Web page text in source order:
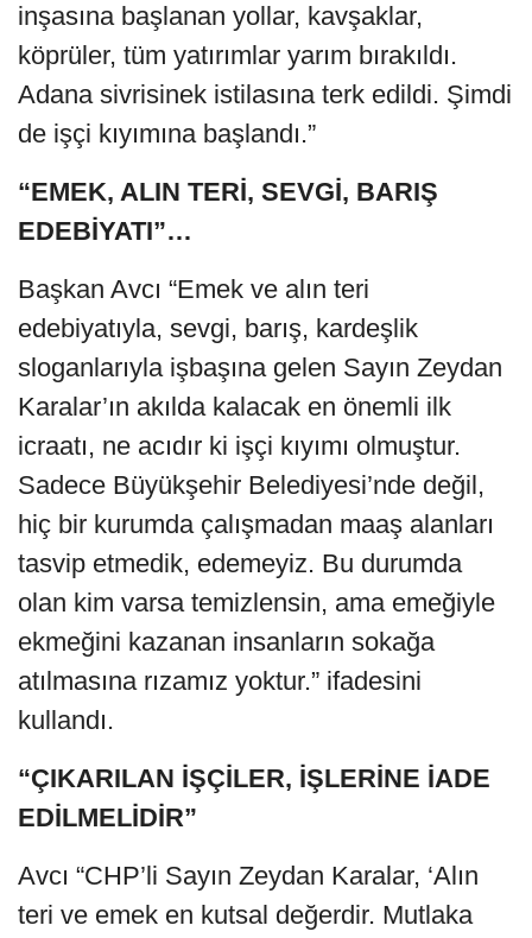
inşasına başlanan yollar, kavşaklar,
köprüler, tüm yatırımlar yarım bırakıldı.
Adana sivrisinek istilasına terk edildi. Şimdi
de işçi kıyımına başlandı.”
“EMEK, ALIN TERİ, SEVGİ, BARIŞ
EDEBİYATI”…
Başkan Avcı “Emek ve alın teri
edebiyatıyla, sevgi, barış, kardeşlik
sloganlarıyla işbaşına gelen Sayın Zeydan
Karalar’ın akılda kalacak en önemli ilk
icraatı, ne acıdır ki işçi kıyımı olmuştur.
Sadece Büyükşehir Belediyesi’nde değil,
hiç bir kurumda çalışmadan maaş alanları
tasvip etmedik, edemeyiz. Bu durumda
olan kim varsa temizlensin, ama emeğiyle
ekmeğini kazanan insanların sokağa
atılmasına rızamız yoktur.” ifadesini
kullandı.
“ÇIKARILAN İŞÇİLER, İŞLERİNE İADE
EDİLMELİDİR”
Avcı “CHP’li Sayın Zeydan Karalar, ‘Alın
teri ve emek en kutsal değerdir. Mutlaka